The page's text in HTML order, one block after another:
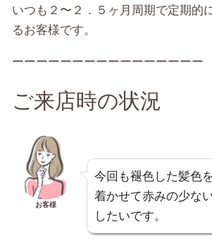
いつも２〜２．５ヶ月周期で定期的
るお客様です。
ーーーーーーーーーーーーーーーー
ご来店時の状況
お客様
今回も褪色した髪色
着かせて赤みの少な
したいです。